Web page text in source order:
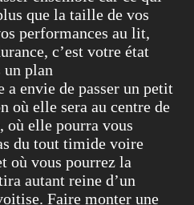
que la taille de vos
performances au lit,
c’est votre état
un plan
envie de passer un petit
où elle sera au centre de
où elle pourra vous
du tout timide voire
où vous pourrez la
autant reine d’un
Faire monter une